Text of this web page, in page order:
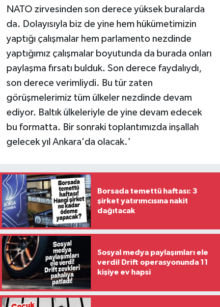
NATO zirvesinden son derece yüksek buralarda
da. Dolayısıyla biz de yine hem hükümetimizin
yaptığı çalışmalar hem parlamento nezdinde
yaptığımız çalışmalar boyutunda da burada onları
paylaşma fırsatı bulduk. Son derece faydalıydı,
son derece verimliydi. Bu tür zaten
görüşmelerimiz tüm ülkeler nezdinde devam
ediyor. Baltık ülkeleriyle de yine devam edecek
bu formatta. Bir sonraki toplantımızda inşallah
gelecek yıl Ankara'da olacak.'
Borsada temettü haftası: 3
şirket yatırımcısına nakit
dağıtacak
Sosyal medya paylaşımları ele
verdi! Drift operasyonunda 11
kişiye ev hapsi